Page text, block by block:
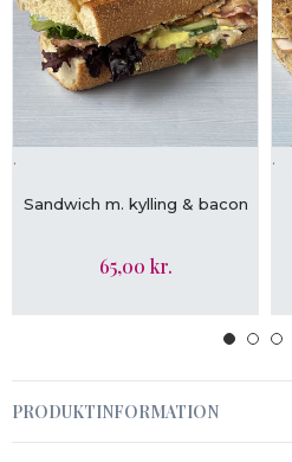
LÆG I KURV
.
Sandwich m. kylling & bacon
65,00 kr.
.
PRODUKTINFORMATION